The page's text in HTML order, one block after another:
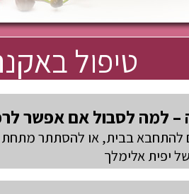
– למה לסבול אם אפשר
להתחבא בבית, או להסתתר מתחת
יפית אלימלך
טיפול